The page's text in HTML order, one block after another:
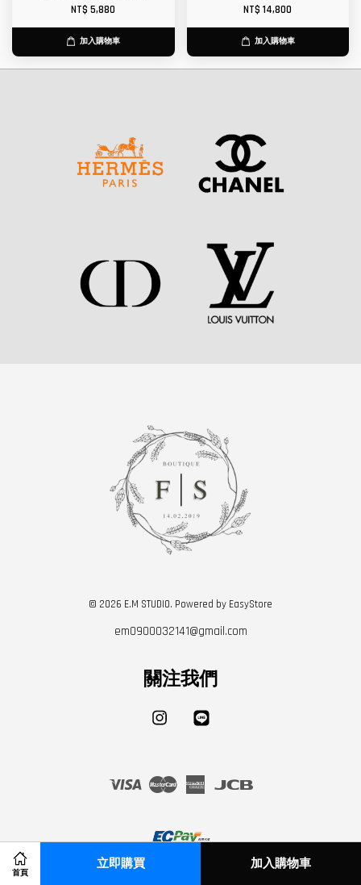
首頁
立即購買 加入購物車
NT$ 5,880
加入購物車
NT$ 14,800
加入購物車
© 2026 E.M STUDIO. Powered by EasyStore
em0900032141@gmail.com
關注我們
Instagram
Visa Master
American